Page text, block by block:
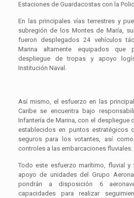
Estaciones de Guardacostas con la
En las principales vías terrestres y
subregión de los Montes de María,
fueron desplegados 24 vehículos
Marina altamente equipados que
despliegue de tropas y apoyo
Institución Naval.
Así mismo, el esfuerzo en las
Caribe se encuentra bajo
Infantería de Marina, con el despliegue
establecidos en puntos estratégicos
seguros para los votantes, así
controles a las embarcaciones fluviales.
Todo este esfuerzo marítimo, fluvial y
apoyo de unidades del Grupo
pondrán a disposición 6
capacidades para realizar